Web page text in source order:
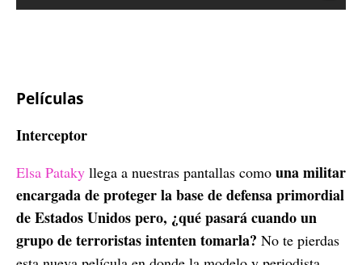
Películas
Interceptor
Elsa Pataky llega a nuestras pantallas como una militar
encargada de proteger la base de defensa primordial
de Estados Unidos pero, ¿qué pasará cuando un
grupo de terroristas intenten tomarla? No te pierdas